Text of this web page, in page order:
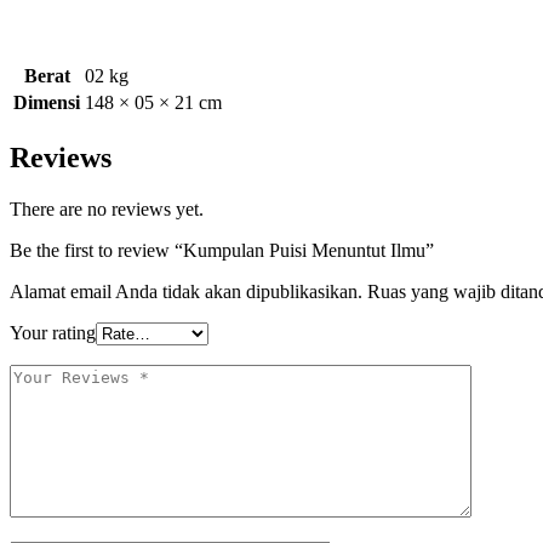
Berat
02 kg
Dimensi 148 × 05 × 21 cm
Reviews
There are no reviews yet.
Be the first to review “Kumpulan Puisi Menuntut Ilmu”
Alamat email Anda tidak akan dipublikasikan. Ruas yang wajib
Your rating